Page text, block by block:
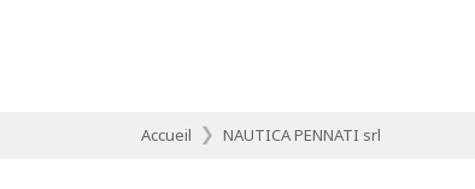
Accueil NAUTICA PENNATI srl